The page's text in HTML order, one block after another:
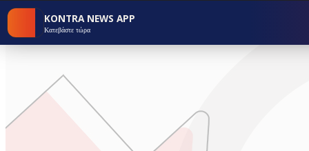
KONTRA NEWS APP
Κατεβάστε τώρα